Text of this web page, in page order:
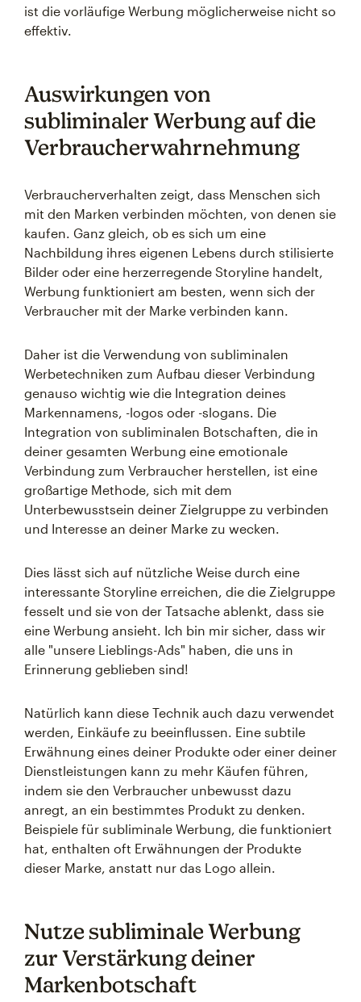
ist die vorläufige Werbung möglicherweise nicht so
effektiv.
Auswirkungen von
subliminaler Werbung auf die
Verbraucherwahrnehmung
Verbraucherverhalten zeigt, dass Menschen sich
mit den Marken verbinden möchten, von denen sie
kaufen. Ganz gleich, ob es sich um eine
Nachbildung ihres eigenen Lebens durch stilisierte
Bilder oder eine herzerregende Storyline handelt,
Werbung funktioniert am besten, wenn sich der
Verbraucher mit der Marke verbinden kann.
Daher ist die Verwendung von subliminalen
Werbetechniken zum Aufbau dieser Verbindung
genauso wichtig wie die Integration deines
Markennamens, -logos oder -slogans. Die
Integration von subliminalen Botschaften, die in
deiner gesamten Werbung eine emotionale
Verbindung zum Verbraucher herstellen, ist eine
großartige Methode, sich mit dem
Unterbewusstsein deiner Zielgruppe zu verbinden
und Interesse an deiner Marke zu wecken.
Dies lässt sich auf nützliche Weise durch eine
interessante Storyline erreichen, die die Zielgruppe
fesselt und sie von der Tatsache ablenkt, dass sie
eine Werbung ansieht. Ich bin mir sicher, dass wir
alle "unsere Lieblings-Ads" haben, die uns in
Erinnerung geblieben sind!
Natürlich kann diese Technik auch dazu verwendet
werden, Einkäufe zu beeinflussen. Eine subtile
Erwähnung eines deiner Produkte oder einer deiner
Dienstleistungen kann zu mehr Käufen führen,
indem sie den Verbraucher unbewusst dazu
anregt, an ein bestimmtes Produkt zu denken.
Beispiele für subliminale Werbung, die funktioniert
hat, enthalten oft Erwähnungen der Produkte
dieser Marke, anstatt nur das Logo allein.
Nutze subliminale Werbung
zur Verstärkung deiner
Markenbotschaft